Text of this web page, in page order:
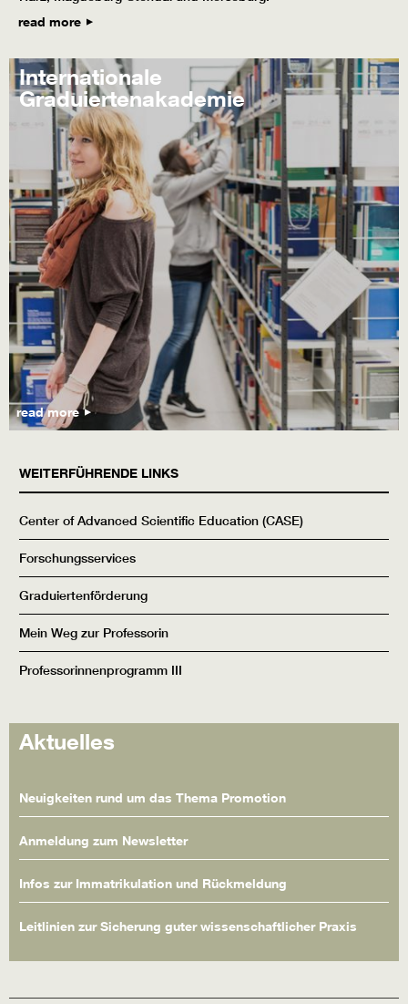
read more
Internationale
Graduiertenakademie
read more
WEITERFÜHRENDE LINKS
Center of Advanced Scientific Education (CASE)
Forschungsservices
Graduiertenförderung
Mein Weg zur Professorin
Professorinnenprogramm III
Aktuelles
Neuigkeiten rund um das Thema Promotion
Anmeldung zum Newsletter
Infos zur Immatrikulation und Rückmeldung
Leitlinien zur Sicherung guter wissenschaftlicher Praxis